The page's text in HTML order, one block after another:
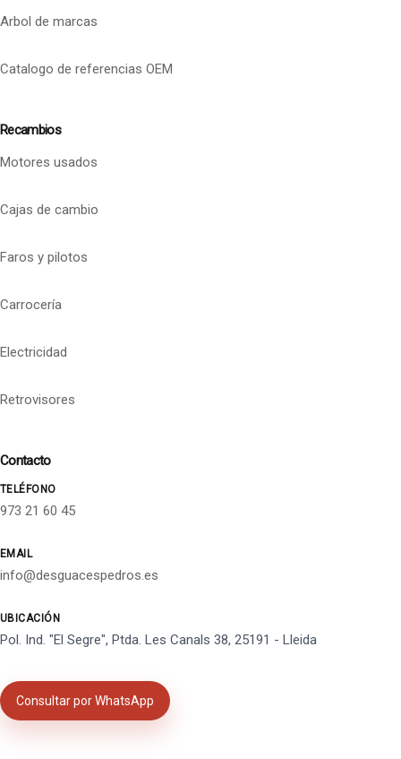
Arbol de marcas
Catalogo de referencias OEM
Recambios
Motores usados
Cajas de cambio
Faros y pilotos
Carrocería
Electricidad
Retrovisores
Contacto
TELÉFONO
973 21 60 45
EMAIL
info@desguacespedros.es
UBICACIÓN
Pol. Ind. "El Segre", Ptda. Les Canals 38, 25191 - Lleida
Consultar por WhatsApp